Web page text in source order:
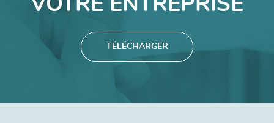
VOTRE ENTREPRISE
TÉLÉCHARGER